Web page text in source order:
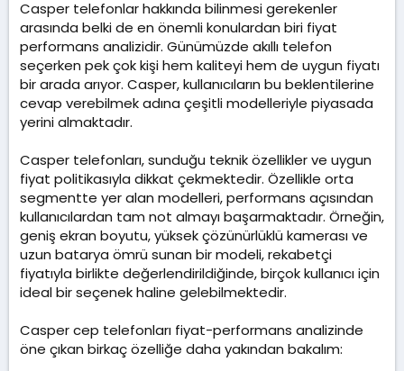
Casper telefonlar hakkında bilinmesi gerekenler
arasında belki de en önemli konulardan biri fiyat
performans analizidir. Günümüzde akıllı telefon
seçerken pek çok kişi hem kaliteyi hem de uygun fiyatı
bir arada arıyor. Casper, kullanıcıların bu beklentilerine
cevap verebilmek adına çeşitli modelleriyle piyasada
yerini almaktadır.
Casper telefonları, sunduğu teknik özellikler ve uygun
fiyat politikasıyla dikkat çekmektedir. Özellikle orta
segmentte yer alan modelleri, performans açısından
kullanıcılardan tam not almayı başarmaktadır. Örneğin,
geniş ekran boyutu, yüksek çözünürlüklü kamerası ve
uzun batarya ömrü sunan bir modeli, rekabetçi
fiyatıyla birlikte değerlendirildiğinde, birçok kullanıcı için
ideal bir seçenek haline gelebilmektedir.
Casper cep telefonları fiyat-performans analizinde
öne çıkan birkaç özelliğe daha yakından bakalım: